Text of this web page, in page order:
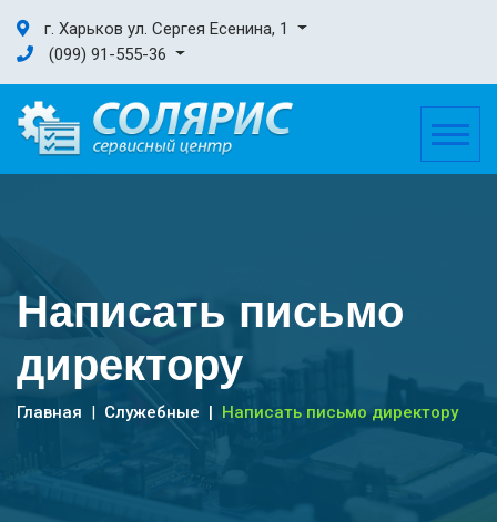
г. Харьков ул. Сергея Есенина, 1
(099) 91-555-36
Написать письмо
директору
Главная Служебные Написать письмо директору